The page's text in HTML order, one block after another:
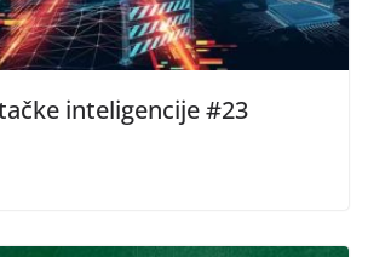
inteligencije #23